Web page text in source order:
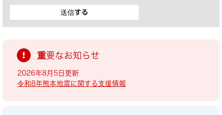
重要なお知らせ
2026年8月5日更新
令和8年熊本地震に関する支援情報